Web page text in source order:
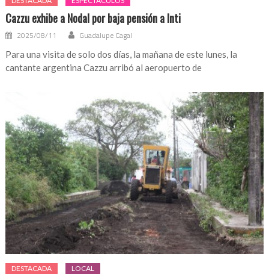
Cazzu exhibe a Nodal por baja pensión a Inti
2025/08/11 Guadalupe Cagal
Para una visita de solo dos días, la mañana de este lunes, la
cantante argentina Cazzu arribó al aeropuerto de
DESTACADA LOCAL